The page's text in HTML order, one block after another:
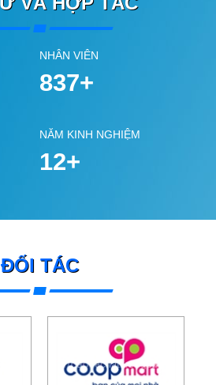
NHÂN VIÊN
1000
NĂM KINH NGHIỆM
15+
ĐỐI TÁC